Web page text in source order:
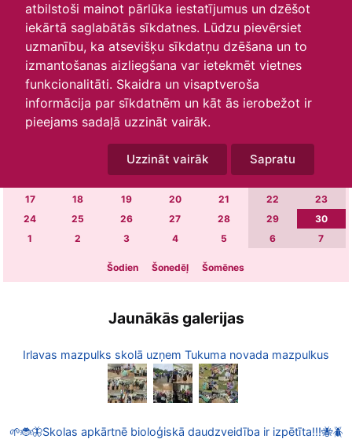
atbilstoši mainot pārlūka iestatījumus un dzēšot
iekārtā saglabātās sīkdatnes. Lūdzu pievērsiet
uzmanību, ka atsevišķu sīkdatņu dzēšana un to
izmantošanas aizliegšana var ietekmēt vietnes
funkcionalitāti. Skaidra un visaptveroša
informācija par sīkdatnēm un kāt ās ierobežot ir
pieejams sadaļā uzzināt vairāk.
Uzzināt vairāk Sapratu
O T S
5 6 8
12 13 14 15
17
18 19 20 21 22
23
24
25 26 27 28 29
30
1
2 3 4 5 6 7
Šodien Šonedēļ Šomēnes
Jaunākās galerijas
Irlavas mazpulks skolā uzņem Tukuma novada mazpulkus
🌱🐞🦋Skolas apkārtnē bioloģiskā daudzveidība ir izpētīta!!!🐝🪲